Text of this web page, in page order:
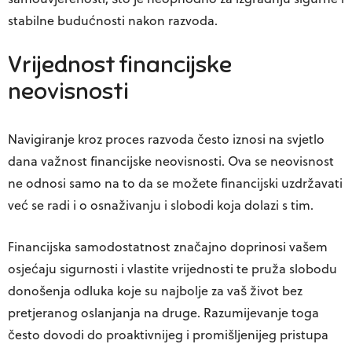
stabilne budućnosti nakon razvoda.
Vrijednost financijske
neovisnosti
Navigiranje kroz proces razvoda često iznosi na svjetlo
dana važnost financijske neovisnosti. Ova se neovisnost
ne odnosi samo na to da se možete financijski uzdržavati
već se radi i o osnaživanju i slobodi koja dolazi s tim.
Financijska samodostatnost značajno doprinosi vašem
osjećaju sigurnosti i vlastite vrijednosti te pruža slobodu
donošenja odluka koje su najbolje za vaš život bez
pretjeranog oslanjanja na druge. Razumijevanje toga
često dovodi do proaktivnijeg i promišljenijeg pristupa